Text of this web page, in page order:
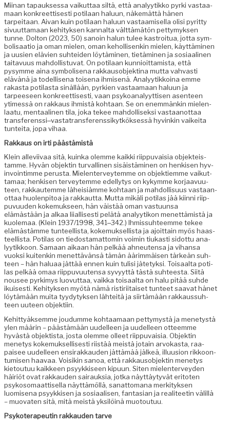
Miinan tapauk­ses­sa vaikut­taa siltä, että ana­lyytikko pyr­ki vas­taa­
maan konkreet­tis­es­ti poti­laan halu­un, näkemät­tä hänen
tarpeitaan. Aivan kuin poti­laan halu­un vas­taamisel­la olisi pyrit­ty
sivu­ut­ta­maan kehi­tyk­sen kannal­ta vält­tämätön pet­tymyk­sen
tunne. Dolton (2023, 50) sanoin halun tulee kas­troitua, jot­ta sym­
bol­isaa­tio ja oman mie­len, oman kehol­lisenkin mie­len, käyt­tämi­nen
ja uusien elävien suhtei­den löytämi­nen, tietämi­nen ja sosi­aa­li­nen
taitavu­us mah­dol­lis­tu­vat. On poti­laan kun­nioit­tamista, että
pysymme aina sym­bol­ise­na rakkau­sob­jek­ti­na mut­ta vah­vasti
elävänä ja todel­lise­na toise­na ihmisenä. Ana­lyytikkoina emme
rakas­ta poti­las­ta sinäl­lään, pyrkien vas­taa­maan halu­un ja
tarpeeseen konkreet­tis­es­ti, vaan psyko­ana­lyyt­tisen asen­teen
ytimessä on rakkaus ihmistä kohtaan. Se on enem­mänkin mie­len­
laatu, men­taa­li­nen tila, joka tekee mah­dol­lisek­si vas­taan­ot­taa
transferenssi‒vastatransferenssikytköksessä hyvinkin vaikei­ta
tun­tei­ta, jopa vihaa.
Rakkaus on irti päästämistä
Klein alle­vi­ivaa sitä, kuin­ka olemme kaik­ki riip­pu­vaisia objek­teis­
tamme. Hyvän objek­tin tur­valli­nen sisäistämi­nen on henkisen hyv­
in­voin­timme perus­ta. Mie­len­ter­veytemme on objek­tiemme vaikut­
ta­maa; henkisen ter­veytemme edel­ly­tys on kykymme kor­jaavu­u­
teen, rakkautemme läheisiämme kohtaan ja mah­dol­lisu­us vas­taan­
ot­taa huolen­pitoa ja rakkaut­ta. Mut­ta mikäli poti­las jää kiin­ni riip­
pu­vu­u­den koke­muk­seen, hän väistää oman vas­tu­un­sa
elämästään ja alkaa liial­lis­es­ti pelätä ana­lyytikon menet­tämistä ja
kuole­maa. (Klein 1937/1998, 341‒342.) Ihmis­suh­teemme tekee
elämästämme tun­teel­lista, koke­muk­sel­lista ja ajoit­tain myös haas­
teel­lista. Poti­las on tiedosta­mat­tomin voimin tiukasti sidot­tu ana­
lyytikkoon. Samaan aikaan hän pelkää ahneuten­sa ja vihansa
vuok­si kuitenkin menet­tävän­sä tämän äärim­mäisen tärkeän suh­
teen – hän halu­aa jät­tää ennen kuin tulisi jäte­tyk­si. Toisaal­ta poti­
las pelkää omaa riip­pu­vuuten­sa syvyyt­tä tästä suh­teesta. Siitä
nousee pyrkimys luovut­taa, vaik­ka toisaal­ta on halu pitää suhde
ikuis­es­ti. Kehi­tyk­sen myötä nämä ris­tiri­itaiset tun­teet saa­vat hänet
löytämään mui­ta tyy­dy­tyk­sen lähteitä ja siirtämään rakkaus­suh­
teen uuteen objektiin.
Kehit­tyäk­semme joudumme kohtaa­maan pet­tymys­tä ja mene­tys­tä
ylen määrin – päästämään uudelleen ja uudelleen otteemme
hyvästä objek­tista, jos­ta olemme olleet riip­pu­vaisia. Objek­tin
mene­tys koke­muk­sel­lis­es­ti riistää meistä jotain arvokas­ta, raa­
paisee uudelleen ensir­akkau­den jät­tämää jälkeä, illu­u­sion rikkoon­
tu­misen haavaa. Voisikin sanoa, että rakkau­sob­jek­tin mene­tys
kietoutuu kaik­keen psyykkiseen kipu­un. Siten mie­len­ter­vey­den
häir­iöt ovat rakkau­den sairauk­sia, jot­ka näyt­täy­tyvät eri­toten
psyko­so­maat­tisel­la näyt­tämöl­lä, sanat­tomana merk­i­tyk­sen
luomise­na psyykkisen ja sosi­aalisen, fan­tasian ja reali­teetin välil­lä
– muo­vat­en sitä, mitä meistä yksilöinä muotoutuu.
Psykoter­apeutin rakkau­den tarve